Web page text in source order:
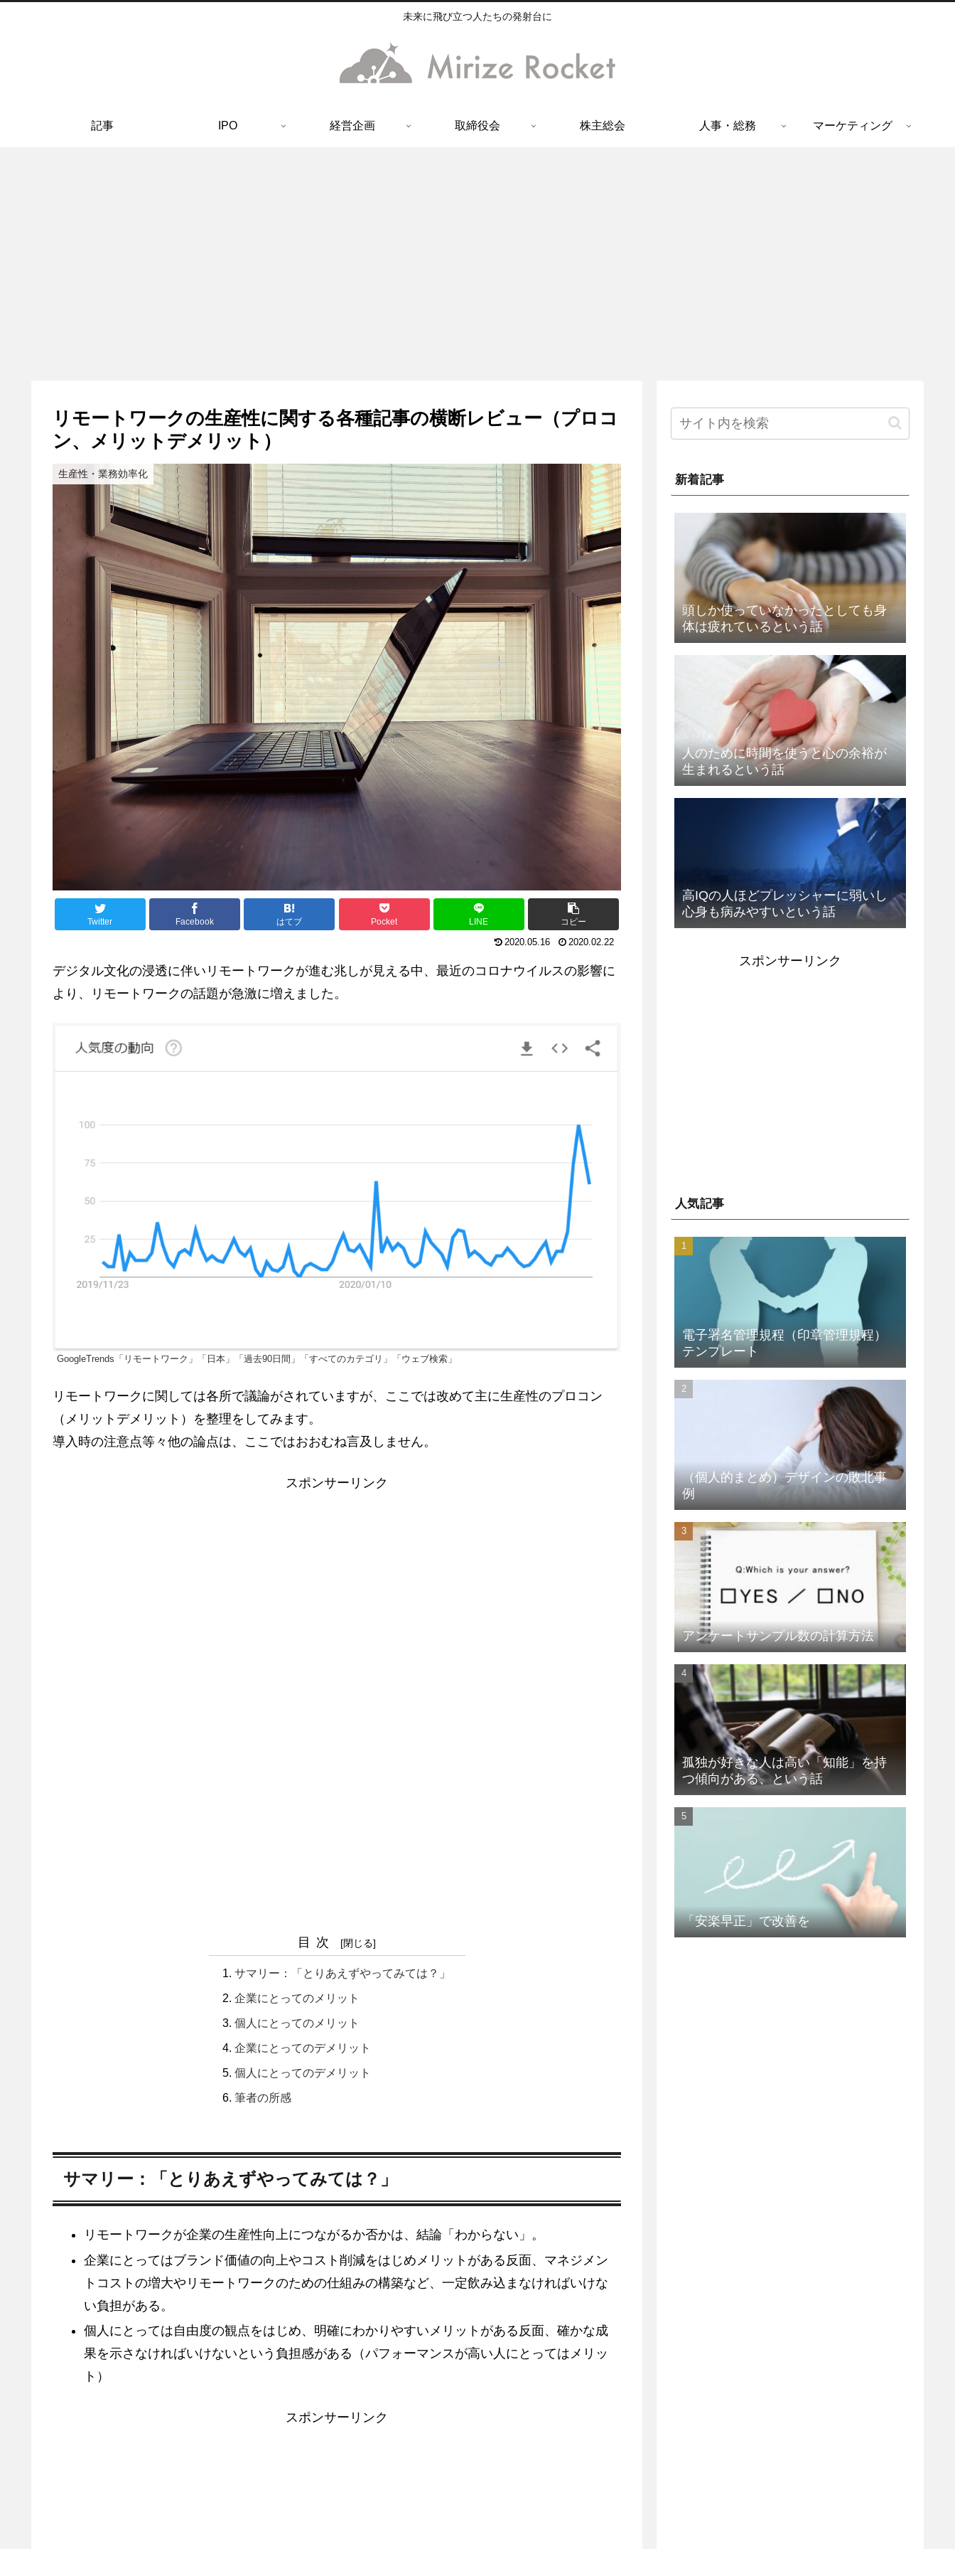
未来に飛び立つ人たちの発射台に
記事 IPO 経営企画 取締役会 株主総会 人事・総務 マーケティング
リモートワークの生産性に関する各種記事の横断レビュー（プロコ
ン、メリットデメリット）
生産性・業務効率化
Twitter Facebook はてブ Pocket LINE コピー
2020.05.16 2020.02.22
デジタル文化の浸透に伴いリモートワークが進む兆しが見える中、最近のコロナウイルスの影響に
より、リモートワークの話題が急激に増えました。
GoogleTrends「リモートワーク」「日本」「過去90日間」「すべてのカテゴリ」「ウェブ検索」
リモートワークに関しては各所で議論がされていますが、ここでは改めて主に生産性のプロコン
（メリットデメリット）を整理をしてみます。
導入時の注意点等々他の論点は、ここではおおむね言及しません。
スポンサーリンク
目次
サマリー：「とりあえずやってみては？」
企業にとってのメリット
個人にとってのメリット
企業にとってのデメリット
個人にとってのデメリット
筆者の所感
サマリー：「とりあえずやってみては？」
リモートワークが企業の生産性向上につながるか否かは、結論「わからない」。
企業にとってはブランド価値の向上やコスト削減をはじめメリットがある反面、マネジメン
トコストの増大やリモートワークのための仕組みの構築など、一定飲み込まなければいけな
い負担がある。
個人にとっては自由度の観点をはじめ、明確にわかりやすいメリットがある反面、確かな成
果を示さなければいけないという負担感がある（パフォーマンスが高い人にとってはメリッ
ト）
スポンサーリンク
新着記事
頭しか使っていなかったとしても身
体は疲れているという話
人のために時間を使うと心の余裕が
生まれるという話
高IQの人ほどプレッシャーに弱いし
心身も病みやすいという話
スポンサーリンク
人気記事
電子署名管理規程（印章管理規程）
テンプレート
（個人的まとめ）デザインの敗北事
例
アンケートサンプル数の計算方法
孤独が好きな人は高い「知能」を持
つ傾向がある、という話
「安楽早正」で改善を